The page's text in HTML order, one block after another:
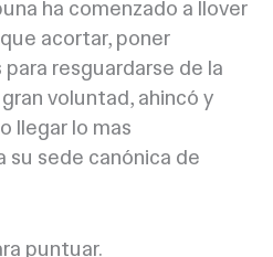
ha comenzado a llover
acortar, poner
resguardarse de la
voluntad, ahincó y
llegar lo mas
su sede canónica de
puntuar.